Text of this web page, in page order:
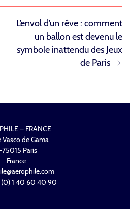
L’envol d’un rêve : comment
un ballon est devenu le
symbole inattendu des Jeux
de Paris
– FRANCE
Vasco de Gama
75015 Paris
France
(0) 1 40 60 40 90